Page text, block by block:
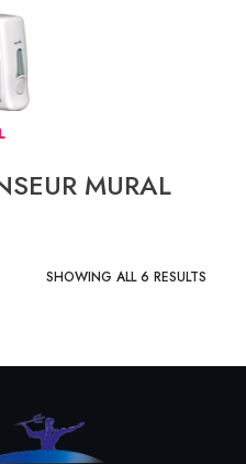
MURAL
SHOWING ALL 6 RESULTS